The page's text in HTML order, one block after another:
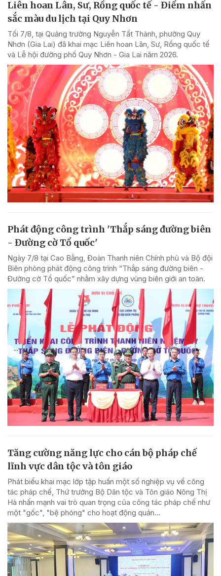
Liên hoan Lân, Sư, Rồng quốc tế - Điểm nhấn
sắc màu du lịch tại Quy Nhơn
Tối 7/8, tại Quảng trường Nguyễn Tất Thành, phường Quy
Nhơn (Gia Lai) đã khai mạc Liên hoan Lân, Sư, Rồng quốc tế
và Lễ hội đường phố Quy Nhơn - Gia Lai năm 2026.
Phát động công trình 'Thắp sáng đường biên
- Đường cờ Tổ quốc'
Ngày 7/8 tại Cao Bằng, Đoàn Thanh niên Chính phủ và Bộ đội
Biên phòng phát động công trình “Thắp sáng đường biên -
Đường cờ Tổ quốc” nhằm xây dựng vùng biên giới an toàn.
Tăng cường năng lực cho cán bộ pháp chế
lĩnh vực dân tộc và tôn giáo
Phát biểu khai mạc lớp tập huấn một số nghiệp vụ về công
tác pháp chế, Thứ trưởng Bộ Dân tộc và Tôn giáo Nông Thị
Hà nhấn mạnh vai trò quan trọng của công tác pháp chế như
một "gốc", "bệ phóng" cho hoạt động quản...